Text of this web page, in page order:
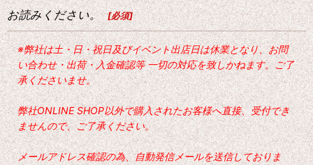
お読みください。 [必須]
※弊社は土・日・祝日及びイベント出店日は休業となり、お問
い合わせ・出荷・入金確認等 一切の対応を致しかねます。ご了
承くださいませ。
弊社ONLINE SHOP以外で購入されたお客様へ直接、受付でき
ませんので、ご了承ください。
メールアドレス確認の為、自動発信メールを送信しておりま